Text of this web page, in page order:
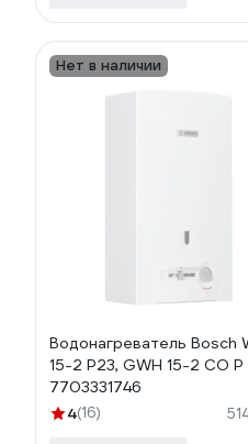
Нет в наличии
Водонагреватель Bosch
15-2 P23, GWH 15-2 CO P
7703331746
4(16)